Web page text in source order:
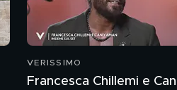
VERISSIMO
Francesca Chillemi e Can